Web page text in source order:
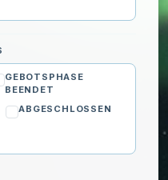
GEBOTSPHASE
BEENDET
ABGESCHLOSSEN